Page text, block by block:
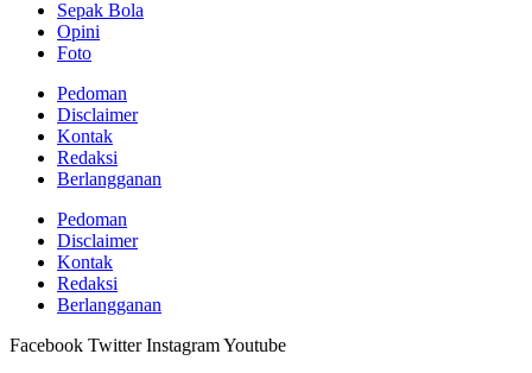
Sepak Bola
Opini
Foto
Pedoman
Disclaimer
Kontak
Redaksi
Berlangganan
Pedoman
Disclaimer
Kontak
Redaksi
Berlangganan
Facebook Twitter InstagramYoutube